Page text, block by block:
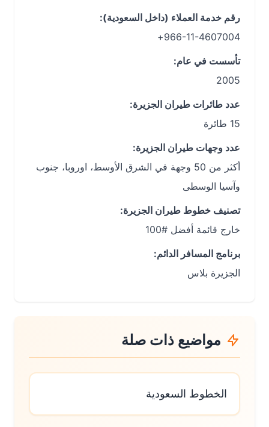
رقم خدمة العملاء (داخل السعودية):
966-11-4607004+
تأسست في عام:
عدد طائرات طيران الجزيرة:
عدد وجهات طيران الجزيرة:
أكثر من 50 وجهة في الشرق الأوسط، اوروبا، جنوب
وآسيا الوسطى
تصنيف خطوط طيران الجزيرة:
خارج قائمة أفضل #100
برنامج المسافر الدائم:
الجزيرة بلاس
مواضيع ذات صلة
الخطوط السعودية